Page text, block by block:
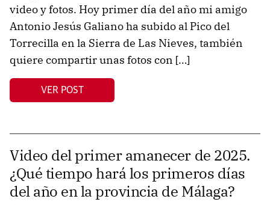
video y fotos. Hoy primer día del año mi amigo
Antonio Jesús Galiano ha subido al Pico del
Torrecilla en la Sierra de Las Nieves, también
quiere compartir unas fotos con […]
VER POST
Video del primer amanecer de 2025.
¿Qué tiempo hará los primeros días
del año en la provincia de Málaga?